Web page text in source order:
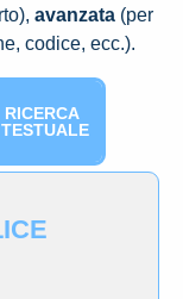
avanzata (per
codice, ecc.).
RICERCA
TESTUALE